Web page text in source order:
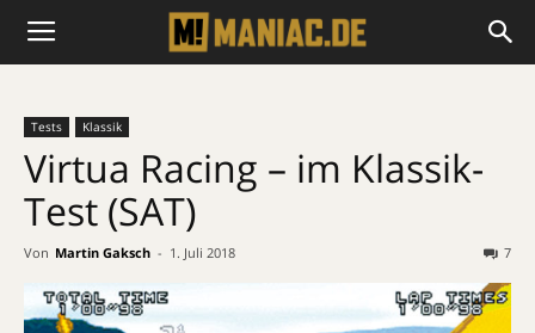
Tests Klassik
Virtua Racing – im Klassik-
Test (SAT)
Von Martin Gaksch - 1. Juli 2018 7